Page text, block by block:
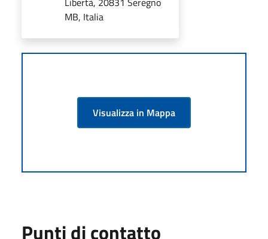
MB, Italia
Visualizza in Mappa
Punti di contatto